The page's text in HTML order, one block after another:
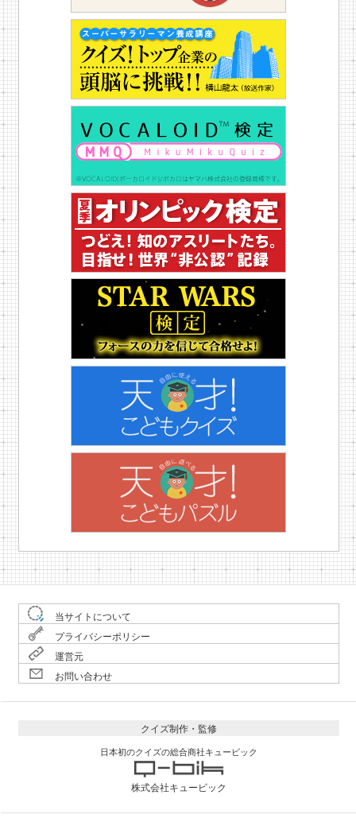
当サイトについて
プライバシーポリシー
運営元
お問い合わせ
クイズ制作・監修
日本初のクイズの総合商社キュービック
株式会社キュービック